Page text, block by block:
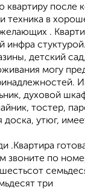
квартиру после
техника в
.
инфра
детский
могу
духовой
тостер,
доска, утюг,
.Квартира
звоните по
три